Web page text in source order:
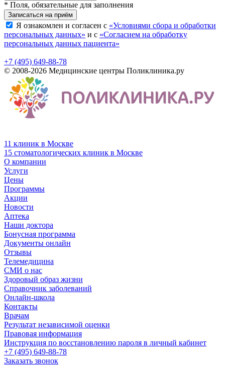
* Поля, обязательные для заполнения
Записаться на приём
Я ознакомлен и согласен с «Условиями сбора и обработки
персональных данных» и с «Согласием на обработку
персональных данных пациента»
+7 (495) 649-88-78
© 2008-2026 Медицинские центры Поликлиника.ру
11 клиник в Москве
15 стоматологических клиник в Москве
О компании
Услуги
Цены
Программы
Акции
Новости
Аптека
Наши доктора
Бонусная программа
Документы онлайн
Отзывы
Телемедицина
СМИ о нас
Здоровый образ жизни
Справочник заболеваний
Онлайн-школа
Контакты
Врачам
Результат независимой оценки
Правовая информация
Инструкция по восстановлению пароля в личный кабинет
+7 (495) 649-88-78
Заказать звонок